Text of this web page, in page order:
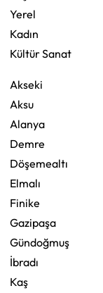
Yerel
Kadın
Kültür Sanat
Akseki
Aksu
Alanya
Demre
Döşemealtı
Elmalı
Finike
Gazipaşa
Gündoğmuş
İbradı
Kaş